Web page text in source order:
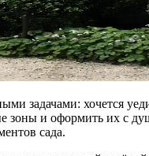
задачами: хочется
зоны и оформить их с
сада.